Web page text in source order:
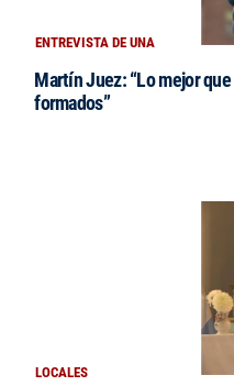
ENTREVISTA DE UNA
Martín Juez: “Lo mejor
formados”
LOCALES